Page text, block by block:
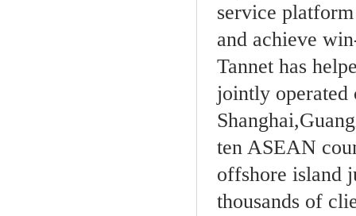
service
and achieve
Tannet has
jointly
ten ASEAN
offshore island
thousands of